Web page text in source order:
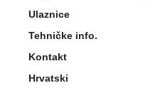
Ulaznice
Tehničke info.
Kontakt
Hrvatski